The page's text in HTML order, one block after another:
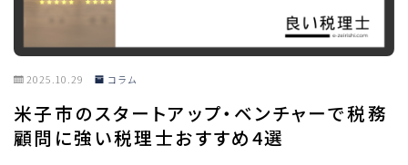
2025.10.29 コラム
米子市のスタートアップ・ベンチャーで税務
顧問に強い税理士おすすめ4選